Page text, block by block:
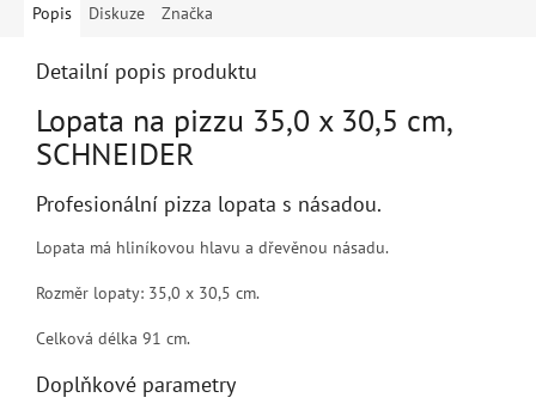
Popis Diskuze Značka
Detailní popis produktu
Lopata na pizzu 35,0 x 30,5 cm,
SCHNEIDER
Profesionální pizza lopata s násadou.
Lopata má hliníkovou hlavu a dřevěnou násadu.
Rozměr lopaty: 35,0 x 30,5 cm.
Celková délka 91 cm.
Doplňkové parametry